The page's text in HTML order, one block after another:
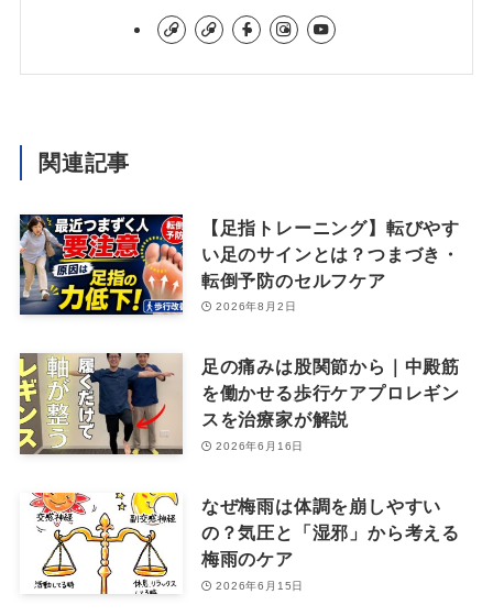
関連記事
【足指トレーニング】転びやす
い足のサインとは？つまづき・
転倒予防のセルフケア
2026年8月2日
足の痛みは股関節から｜中殿筋
を働かせる歩行ケアプロレギン
スを治療家が解説
2026年6月16日
なぜ梅雨は体調を崩しやすい
の？気圧と「湿邪」から考える
梅雨のケア
2026年6月15日